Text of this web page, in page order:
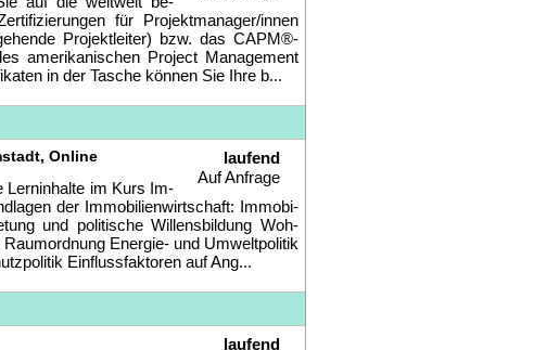
für Pro­jekt­ma­na­ger/in­nen
Pro­jekt­lei­ter) bzw. das CAPM®-
ame­ri­ka­ni­schen Pro­ject Ma­nage­ment
in der Ta­sche kön­nen Sie Ih­re b...
laufend
Auf Anfrage
Online
Lern­in­hal­te im Kurs Im­
der Im­mo­bi­li­en­wirt­schaft: Im­mo­bi­
und po­li­ti­sche Wil­lens­bil­dung Woh­
En­er­gie- und Um­welt­po­li­tik
Ein­fluss­fak­to­ren auf Ang...
laufend